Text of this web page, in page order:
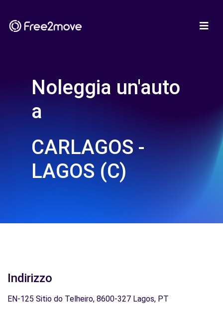
Noleggia un'auto
a
CARLAGOS -
LAGOS (C)
Indirizzo
EN-125 Sitio do Telheiro, 8600-327 Lagos, PT